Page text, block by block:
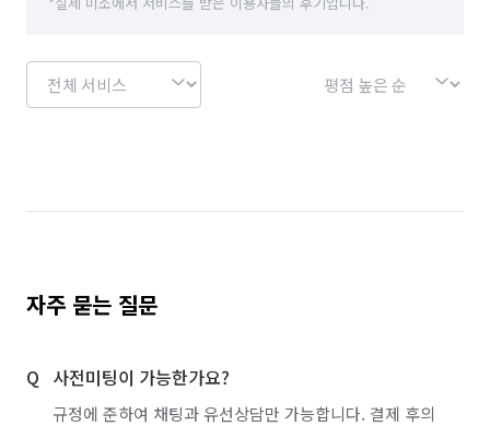
자주 묻는 질문
사전미팅이 가능한가요?
규정에 준하여 채팅과 유선상담만 가능합니다. 결제 후의